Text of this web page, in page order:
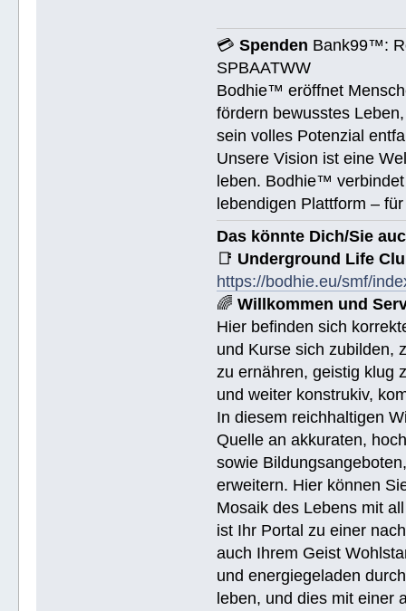
💳Spenden Bank99™:
SPBAATWW
Bodhie™ eröffnet
fördern bewusstes
sein volles Potenzial
Unsere Vision ist eine
leben. Bodhie™
lebendigen Plattform –
Das könnte Dich/Sie
📑 Underground Life
https://bodhie.eu/smf/
🌈Willkommen und
Hier befinden sich
und Kurse sich zubilden,
zu ernähren, geistig klug
und weiter konstrukiv,
In diesem reichhaltigen
Quelle an akkuraten,
sowie
erweitern. Hier können
Mosaik des Lebens mit
ist Ihr Portal zu einer
auch Ihrem Geist
und energiegeladen
leben, und dies mit einer